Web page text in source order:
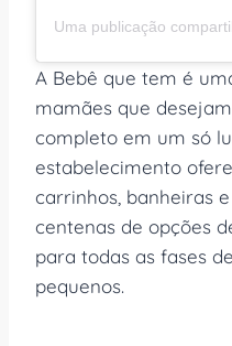
A Bebê que tem é
mamães que
completo em um só
estabelecimento
carrinhos, banheiras
centenas de opções
para todas as fases
pequenos.